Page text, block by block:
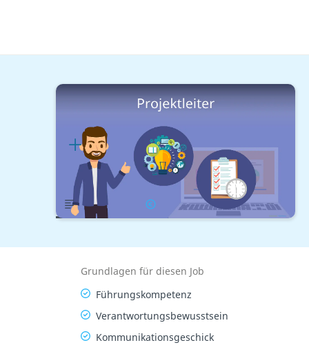
Berufe mit Studium Führungspositionen
Projektleiter
Lernplan
Übersicht Gehalt
Grundlagen für diesen Job
Führungskompetenz
Verantwortungsbewusstsein
Kommunikationsgeschick